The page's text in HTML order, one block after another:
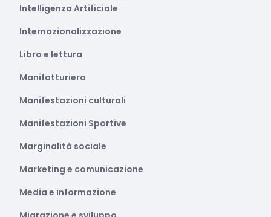
Intelligenza Artificiale
Internazionalizzazione
Libro e lettura
Manifatturiero
Manifestazioni culturali
Manifestazioni Sportive
Marginalità sociale
Marketing e comunicazione
Media e informazione